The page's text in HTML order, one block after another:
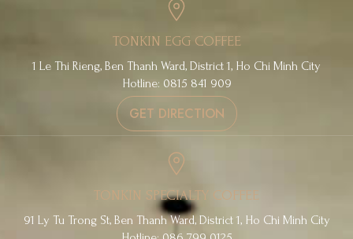
TONKIN EGG COFFEE
1 Le Thi Rieng, Ben Thanh Ward, District 1, Ho Chi Minh City
Hotline: 0815 841 909
GET DIRECTION
TONKIN SPECIALTY COFFEE
91 Ly Tu Trong St, Ben Thanh Ward, District 1, Ho Chi Minh City